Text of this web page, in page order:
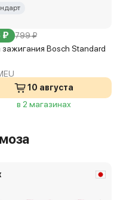
₽ 799 ₽
зажигания Bosch Standard
10 августа
в 2 магазинах